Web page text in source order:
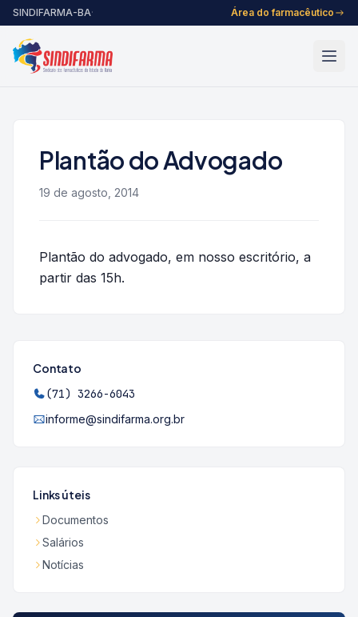
Pular para o conteúdo
SINDIFARMA-BA· Área do farmacêutico
Plantão do Advogado
19 de agosto, 2014
Plantão do advogado, em nosso escritório, a
partir das 15h.
Contato
(71) 3266-6043
informe@sindifarma.org.br
Links úteis
Documentos
Salários
Notícias